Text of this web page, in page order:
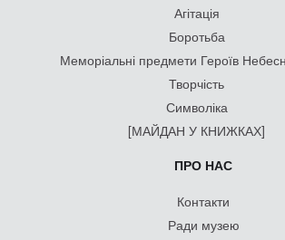
Агітація
Боротьба
Меморіальні предмети Героїв
Творчість
Символіка
[МАЙДАН У КНИЖКАХ]
ПРО НАС
Контакти
Ради музею